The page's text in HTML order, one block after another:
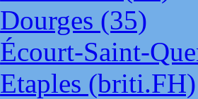
Dourges (35)
Écourt-Saint-
Etaples (briti.FH)